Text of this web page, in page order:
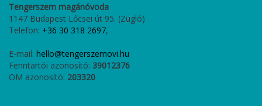
Tengerszem magánóvoda
1147 Budapest Lőcsei út 95. (Zugló)
Telefon: +36 30 318 2697,
E-mail: hello@tengerszemovi.hu
Fenntartói azonosító: 39012376
OM azonosító: 203320